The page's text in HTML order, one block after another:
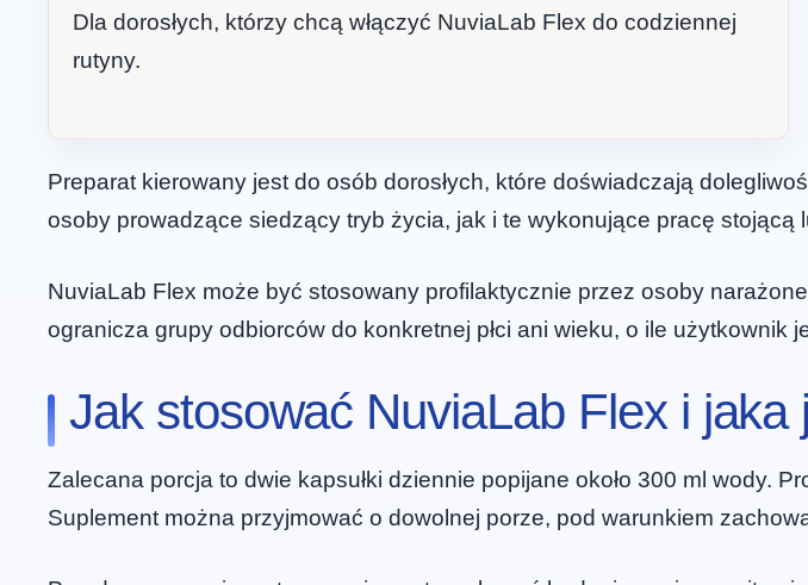
Dla dorosłych, którzy chcą włączyć NuviaLab Flex do codziennej
rutyny.
Preparat kierowany jest do osób dorosłych, które doświadczają
osoby prowadzące siedzący tryb życia, jak i te wykonujące pracę stojącą
NuviaLab Flex może być stosowany profilaktycznie przez osoby
ogranicza grupy odbiorców do konkretnej płci ani wieku, o ile użytkownik
Jak stosować NuviaLab Flex i
Zalecana porcja to dwie kapsułki dziennie popijane około 300 ml wody.
Suplement można przyjmować o dowolnej porze, pod warunkiem